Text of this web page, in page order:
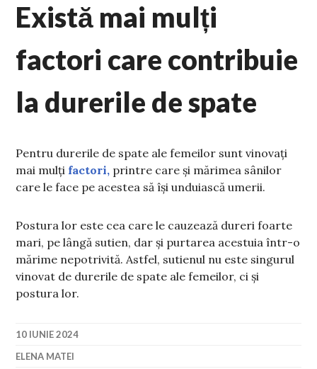
Există mai mulți
factori care contribuie
la durerile de spate
Pentru durerile de spate ale femeilor sunt vinovați
mai mulți factori, printre care și mărimea sânilor
care le face pe acestea să își unduiască umerii.
Postura lor este cea care le cauzează dureri foarte
mari, pe lângă sutien, dar și purtarea acestuia într-o
mărime nepotrivită. Astfel, sutienul nu este singurul
vinovat de durerile de spate ale femeilor, ci și
postura lor.
10 IUNIE 2024
ELENA MATEI